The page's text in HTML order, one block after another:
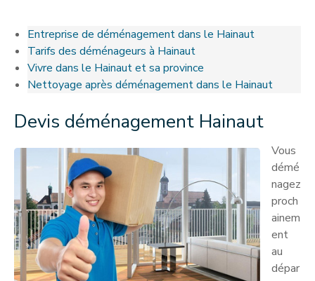
Entreprise de déménagement dans le Hainaut
Tarifs des déménageurs à Hainaut
Vivre dans le Hainaut et sa province
Nettoyage après déménagement dans le Hainaut
Devis déménagement Hainaut
Vous
démé
nagez
proch
ainem
ent
au
dépar